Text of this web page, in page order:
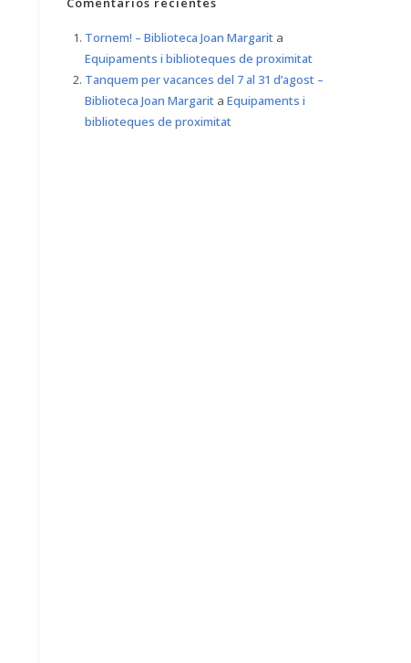
Tornem! – Biblioteca Joan Margarit a
Equipaments i biblioteques de proximitat
Tanquem per vacances del 7 al 31 d’agost –
Biblioteca Joan Margarit a Equipaments i
biblioteques de proximitat